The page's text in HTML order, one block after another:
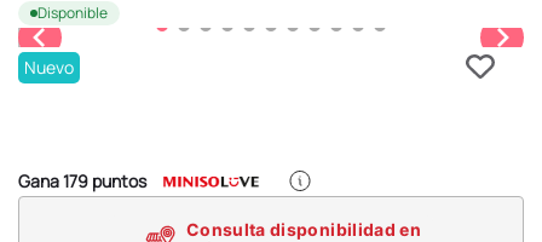
Disponible
Nuevo
Gana179 puntos
Consulta disponibilidad en
5.
6.
pokemon